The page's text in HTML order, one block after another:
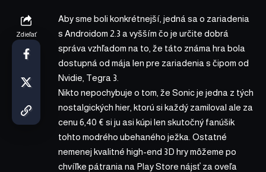
Zdieľať
Aby sme boli konkrétnejší, jedná sa o zariadenia
s Androidom 2.3 a vyšším čo je určite dobrá
správa vzhľadom na to, že táto známa hra bola
dostupná od mája len pre zariadenia s čipom od
Nvidie, Tegra 3.
Nikto nepochybuje o tom, že Sonic je jedna z tých
nostalgických hier, ktorú si každý zamiloval ale za
cenu 6,40 € si ju asi kúpi len skutočný fanúšik
tohto modrého ubehaného ježka. Ostatné
nemenej kvalitné high-end 3D hry môžeme po
chvíľke pátrania na Play Store nájsť za oveľa